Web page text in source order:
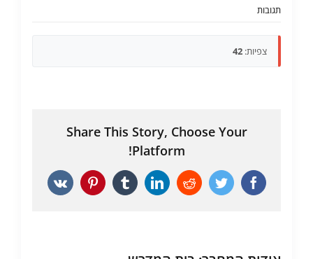
תגובות
צפיות: 42
Share This Story, Choose Your
Platform!
Facebook
Twitter
Reddit
LinkedIn
Tumblr
Pinterest
Vk